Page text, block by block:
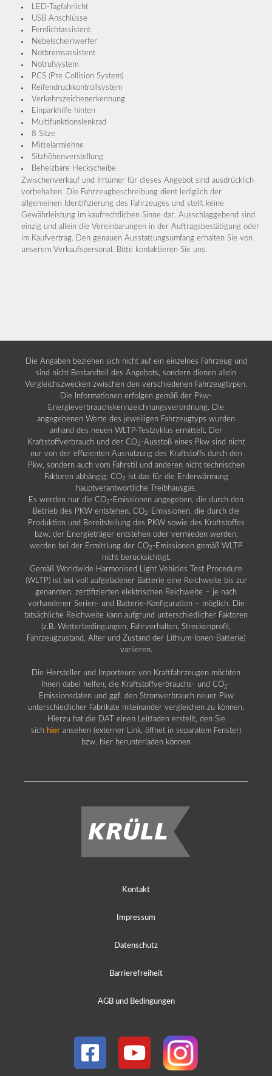
LED-Tagfahrlicht
USB Anschlüsse
Fernlichtassistent
Nebelscheinwerfer
Notbremsassistent
Notrufsystem
PCS (Pre Collision System)
Reifendruckkontrollsystem
Verkehrszeichenerkennung
Einparkhilfe hinten
Multifunktionslenkrad
8 Sitze
Mittelarmlehne
Sitzhöhenverstellung
Beheizbare Heckscheibe
Zwischenverkauf und Irrtümer für dieses Angebot sind ausdrücklich
vorbehalten. Die Fahrzeugbeschreibung dient lediglich der
allgemeinen Identifizierung des Fahrzeuges und stellt keine
Gewährleistung im kaufrechtlichen Sinne dar. Ausschlaggebend sind
einzig und allein die Vereinbarungen in der Auftragsbestätigung oder
im Kaufvertrag. Den genauen Ausstattungsumfang erhalten Sie von
unserem Verkaufspersonal. Bitte kontaktieren Sie uns.
Die Angaben beziehen sich nicht auf ein einzelnes Fahrzeug und
sind nicht Bestandteil des Angebots, sondern dienen allein
Vergleichszwecken zwischen den verschiedenen Fahrzeugtypen.
Die Informationen erfolgen gemäß der Pkw-
Energieverbrauchskennzeichnungsverordnung. Die
angegebenen Werte des jeweiligen Fahrzeugtyps wurden
anhand des neuen WLTP-Testzyklus ermittelt. Der
Kraftstoffverbrauch und der CO2 -Ausstoß eines Pkw sind nicht
nur von der effizienten Ausnutzung des Kraftstoffs durch den
Pkw, sondern auch vom Fahrstil und anderen nicht technischen
Faktoren abhängig. CO2 ist das für die Erderwärmung
hauptverantwortliche Treibhausgas.
Es werden nur die CO2 -Emissionen angegeben, die durch den
Betrieb des PKW entstehen. CO2 -Emissionen, die durch die
Produktion und Bereitstellung des PKW sowie des Kraftstoffes
bzw. der Energieträger entstehen oder vermieden werden,
werden bei der Ermittlung der CO2 -Emissionen gemäß WLTP
nicht berücksichtigt.
Gemäß Worldwide Harmonised Light Vehicles Test Procedure
(WLTP) ist bei voll aufgeladener Batterie eine Reichweite bis zur
genannten, zertifizierten elektrischen Reichweite – je nach
vorhandener Serien- und Batterie-Konfiguration – möglich. Die
tatsächliche Reichweite kann aufgrund unterschiedlicher Faktoren
(z.B. Wetterbedingungen, Fahrverhalten, Streckenprofil,
Fahrzeugzustand, Alter und Zustand der Lithium-Ionen-Batterie)
variieren.
Die Hersteller und Importeure von Kraftfahrzeugen möchten
Ihnen dabei helfen, die Kraftstoffverbrauchs- und CO2 -
Emissionsdaten und ggf. den Stromverbrauch neuer Pkw
unterschiedlicher Fabrikate miteinander vergleichen zu können.
Hierzu hat die DAT einen Leitfaden erstellt, den Sie
sich hier ansehen (externer Link, öffnet in separatem Fenster)
bzw. hier herunterladen können
Kontakt
Impressum
Datenschutz
Barrierefreiheit
AGB und Bedingungen